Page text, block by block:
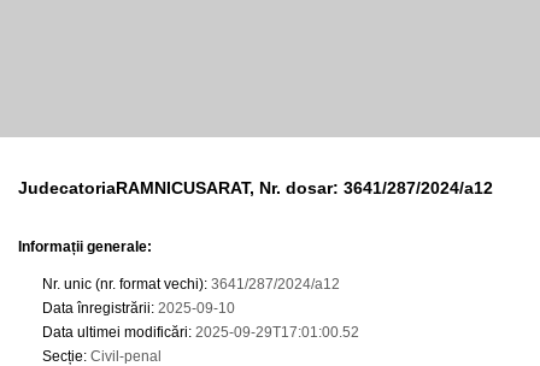
JudecatoriaRAMNICUSARAT, Nr. dosar: 3641/287/2024/a12
Informații generale:
Nr. unic (nr. format vechi): 3641/287/2024/a12
Data înregistrării: 2025-09-10
Data ultimei modificări: 2025-09-29T17:01:00.52
Secție: Civil-penal